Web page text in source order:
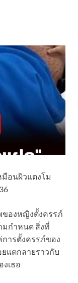
อนผิวแตงโม
ของหญิงตั้งครรภ์
มกำหนด สิ่งที่
การตั้งครรภ์ของ
แตกลายราวกับ
เธอ